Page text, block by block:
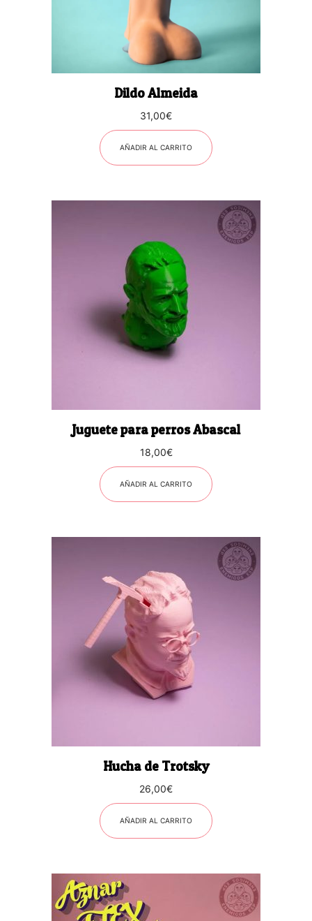
Dildo Almeida
31,00€
AÑADIR AL CARRITO
Juguete para perros Abascal
18,00€
AÑADIR AL CARRITO
Hucha de Trotsky
26,00€
AÑADIR AL CARRITO